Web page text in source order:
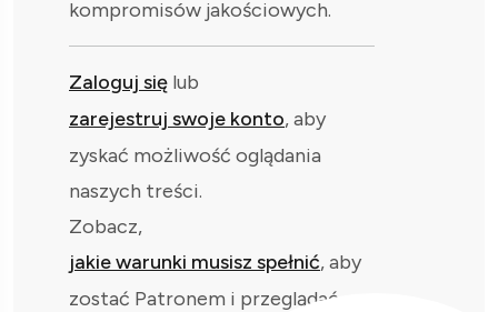
kompromisów jakościowych.
Zaloguj się lub
zarejestruj swoje konto, aby
zyskać możliwość oglądania
naszych treści.
Zobacz,
jakie warunki musisz spełnić, aby
zostać Patronem i przeglądać